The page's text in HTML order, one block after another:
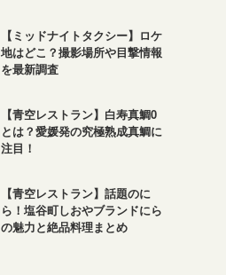
【ミッドナイトタクシー】ロケ
地はどこ？撮影場所や目撃情報
を最新調査
【青空レストラン】白寿真鯛0
とは？愛媛発の究極熟成真鯛に
注目！
【青空レストラン】話題のに
ら！塩谷町しおやブランドにら
の魅力と絶品料理まとめ